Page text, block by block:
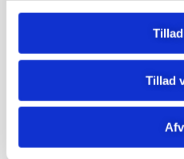
Tillad
Klarhed over dig selv.
Klarhed over, hvad du
Er du klar til at